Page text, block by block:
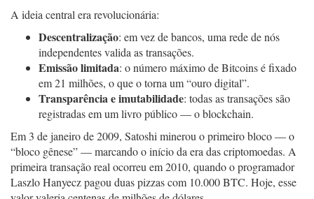
A ideia central era revolucionária:
Descentralização: em vez de bancos, uma rede de nós
independentes valida as transações.
Emissão limitada: o número máximo de Bitcoins é fixado
em 21 milhões, o que o torna um “ouro digital”.
Transparência e imutabilidade: todas as transações são
registradas em um livro público — o blockchain.
Em 3 de janeiro de 2009, Satoshi minerou o primeiro bloco — o
“bloco gênese” — marcando o início da era das criptomoedas. A
primeira transação real ocorreu em 2010, quando o programador
Laszlo Hanyecz pagou duas pizzas com 10.000 BTC. Hoje, esse